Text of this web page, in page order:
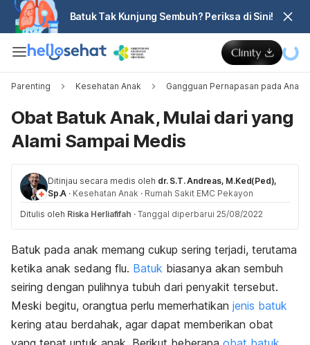
Batuk Tak Kunjung Sembuh? Periksa di Sini!
Parenting Kesehatan Anak Gangguan Pernapasan pada Anak
Obat Batuk Anak, Mulai dari yang
Alami Sampai Medis
Ditinjau secara medis oleh dr. S.T. Andreas, M.Ked(Ped),
Sp.A · Kesehatan Anak · Rumah Sakit EMC Pekayon
Ditulis oleh Riska Herliafifah · Tanggal diperbarui 25/08/2022
Batuk pada anak memang cukup sering terjadi, terutama
ketika anak sedang flu. Batuk biasanya akan sembuh
seiring dengan pulihnya tubuh dari penyakit tersebut.
Meski begitu, orangtua perlu memerhatikan jenis batuk
kering atau berdahak, agar dapat memberikan obat